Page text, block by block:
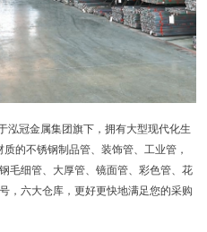
泓冠金属集团旗下，拥有大型现代化生
的不锈钢制品管、装饰管、工业管，
毛细管、大厚管、镜面管、彩色管、花
，六大仓库，更好更快地满足您的采购